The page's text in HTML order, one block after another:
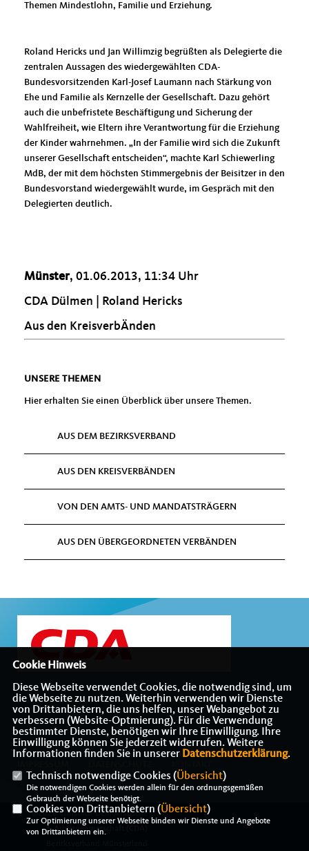
Themen Mindestlohn, Familie und Erziehung.
Roland Hericks und Jan Willimzig begrüßten als Delegierte die
zentralen Aussagen des wiedergewählten CDA-
Bundesvorsitzenden Karl-Josef Laumann nach Stärkung von
Ehe und Familie als Kernzelle der Gesellschaft. Dazu gehört
auch die unbefristete Beschäftigung und Sicherung der
Wahlfreiheit, wie Eltern ihre Verantwortung für die Erziehung
der Kinder wahrnehmen. „In der Familie wird sich die Zukunft
unserer Gesellschaft entscheiden“, machte Karl Schiewerling
MdB, der mit dem höchsten Stimmergebnis der Beisitzer in den
Bundesvorstand wiedergewählt wurde, im Gespräch mit den
Delegierten deutlich.
Münster, 01.06.2013, 11:34 Uhr
CDA Dülmen | Roland Hericks
Aus den KreisverbÄnden
UNSERE THEMEN
Hier erhalten Sie einen Überblick über unsere Themen.
AUS DEM BEZIRKSVERBAND
AUS DEN KREISVERBÄNDEN
VON DEN AMTS- UND MANDATSTRÄGERN
AUS DEN ÜBERGEORDNETEN VERBÄNDEN
Internetauftritt des CDA-Bezirksverbandes Münsterland
@2026 Christlich-Demokratische
Arbeitnehmerschaft (CDA)
Cookie Hinweis
Diese Webseite verwendet Cookies, die notwendig sind, um
die Webseite zu nutzen. Weiterhin verwenden wir Dienste
von Drittanbietern, die uns helfen, unser Webangebot zu
verbessern (Website-Optmierung). Für die Verwendung
bestimmter Dienste, benötigen wir Ihre Einwilligung. Ihre
Einwilligung können Sie jederzeit widerrufen. Weitere
Informationen finden Sie in unserer Datenschutzerklärung.
Technisch notwendige Cookies (Übersicht)
Die notwendigen Cookies werden allein für den ordnungsgemäßen
Gebrauch der Webseite benötigt.
Cookies von Drittanbietern (Übersicht)
Zur Optimierung unserer Webseite binden wir Dienste und Angebote
von Drittanbietern ein.